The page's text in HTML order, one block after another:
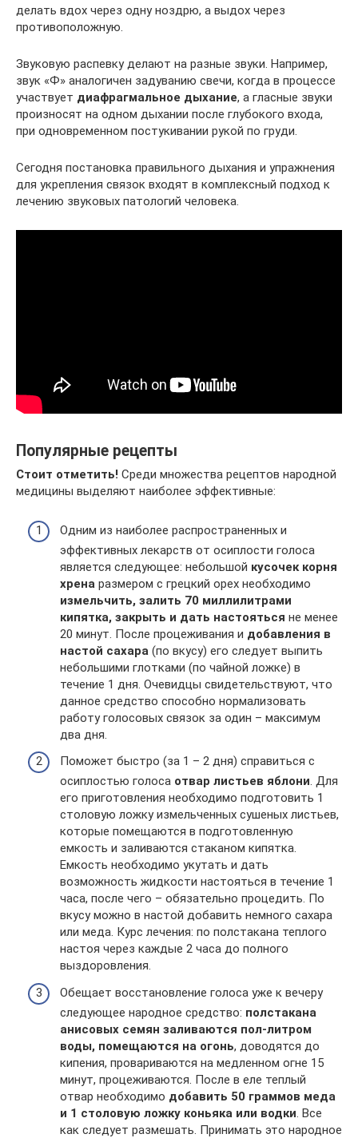
делать вдох через одну ноздрю, а выдох через
противоположную.
Звуковую распевку делают на разные звуки. Например,
звук «Ф» аналогичен задуванию свечи, когда в процессе
участвует диафрагмальное дыхание, а гласные звуки
произносят на одном дыхании после глубокого входа,
при одновременном постукивании рукой по груди.
Сегодня постановка правильного дыхания и упражнения
для укрепления связок входят в комплексный подход к
лечению звуковых патологий человека.
Популярные рецепты
Стоит отметить! Среди множества рецептов народной
медицины выделяют наиболее эффективные:
Одним из наиболее распространенных и
эффективных лекарств от осиплости голоса
является следующее: небольшой кусочек корня
хрена размером с грецкий орех необходимо
измельчить, залить 70 миллилитрами
кипятка, закрыть и дать настояться не менее
20 минут. После процеживания и добавления в
настой сахара (по вкусу) его следует выпить
небольшими глотками (по чайной ложке) в
течение 1 дня. Очевидцы свидетельствуют, что
данное средство способно нормализовать
работу голосовых связок за один – максимум
два дня.
Поможет быстро (за 1 – 2 дня) справиться с
осиплостью голоса отвар листьев яблони. Для
его приготовления необходимо подготовить 1
столовую ложку измельченных сушеных листьев,
которые помещаются в подготовленную
емкость и заливаются стаканом кипятка.
Емкость необходимо укутать и дать
возможность жидкости настояться в течение 1
часа, после чего – обязательно процедить. По
вкусу можно в настой добавить немного сахара
или меда. Курс лечения: по полстакана теплого
настоя через каждые 2 часа до полного
выздоровления.
Обещает восстановление голоса уже к вечеру
следующее народное средство: полстакана
анисовых семян заливаются пол-литром
воды, помещаются на огонь, доводятся до
кипения, провариваются на медленном огне 15
минут, процеживаются. После в еле теплый
отвар необходимо добавить 50 граммов меда
и 1 столовую ложку коньяка или водки. Все
как следует размешать. Принимать это народное